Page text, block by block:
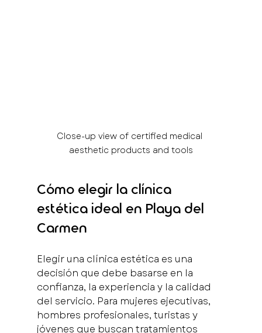
Close-up view of certified medical
aesthetic products and tools
Cómo elegir la clínica
estética ideal en Playa del
Carmen
Elegir una clínica estética es una
decisión que debe basarse en la
confianza, la experiencia y la calidad
del servicio. Para mujeres ejecutivas,
hombres profesionales, turistas y
jóvenes que buscan tratamientos